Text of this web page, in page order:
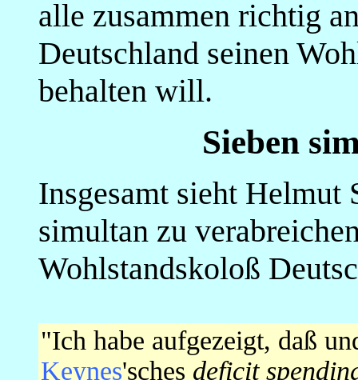
alle zusammen richtig
Deutschland seinen
behalten will.
Sieben
Insgesamt sieht Helmut
simultan zu
Wohlstandskoloß
"Ich habe aufgezeigt, daß
Keynes'sches deficit